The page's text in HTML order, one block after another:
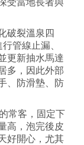
破裂溫泉四
管線止漏、
更新抽水馬達
多，因此外部
、防滑墊、防
常客，固定下
高，泡完後皮
好開心，尤其